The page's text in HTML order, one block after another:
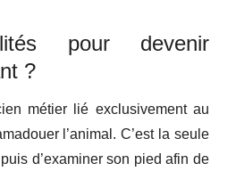
pour devenir
?
métier lié exclusivement au
l’animal. C’est la seule
d’examiner son pied afin de